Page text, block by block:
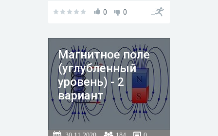
0 0
Магнитное поле
(углубленный
уровень) - 2
вариант
30.11.2020 184 0